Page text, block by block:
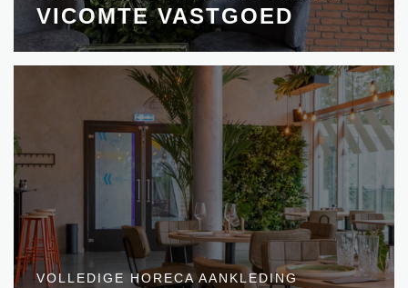
VICOMTE VASTGOED
VOLLEDIGE HORECA AANKLEDING